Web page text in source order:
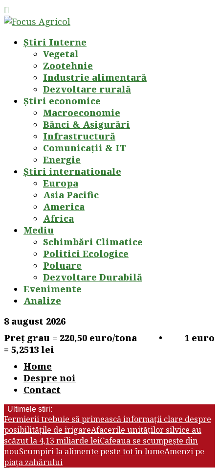
Știri Interne
Vegetal
Zootehnie
Industrie alimentară
Dezvoltare rurală
Știri economice
Macroeconomie
Bănci & Asigurări
Infrastructură
Comunicații & IT
Energie
Știri internationale
Europa
Asia Pacific
America
Africa
Mediu
Schimbări Climatice
Politici Ecologice
Poluare
Dezvoltare Durabilă
Evenimente
Analize
8 august 2026
Preț grau = 220,50 euro/tona • 1 euro
= 5,2513 lei
Home
Despre noi
Contact
Ultimele stiri:
Fermierii trebuie să primească informații clare despre
posibilitățile de irigareAfacerile unităților silvice au
scăzut la 4,13 miliarde leiCafeaua se scumpește din
nouScumpiri la alimente peste tot în lumeAmenzi pe
piața zahărului